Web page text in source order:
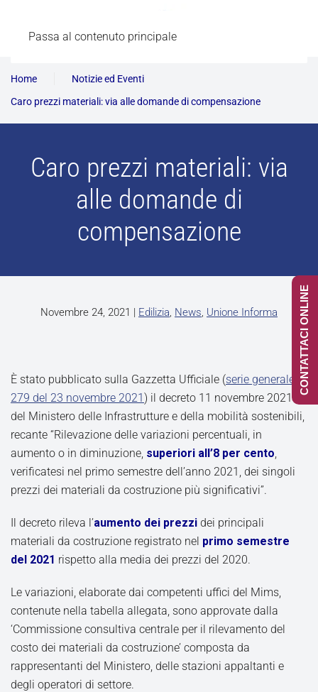
Passa al contenuto principale
Home
Notizie ed Eventi
Caro prezzi materiali: via alle domande di compensazione
Caro prezzi materiali: via
alle domande di
compensazione
Novembre 24, 2021 | Edilizia, News, Unione Informa
Ѐ stato pubblicato sulla Gazzetta Ufficiale (serie generale n.
279 del 23 novembre 2021) il decreto 11 novembre 2021
del Ministero delle Infrastrutture e della mobilità sostenibili,
recante “Rilevazione delle variazioni percentuali, in
aumento o in diminuzione, superiori all’8 per cento,
verificatesi nel primo semestre dell’anno 2021, dei singoli
prezzi dei materiali da costruzione più significativi”.
Il decreto rileva l’aumento dei prezzi dei principali
materiali da costruzione registrato nel primo semestre
del 2021 rispetto alla media dei prezzi del 2020.
Le variazioni, elaborate dai competenti uffici del Mims,
contenute nella tabella allegata, sono approvate dalla
‘Commissione consultiva centrale per il rilevamento del
costo dei materiali da costruzione’ composta da
rappresentanti del Ministero, delle stazioni appaltanti e
degli operatori di settore.
CONTATTACI ONLINE